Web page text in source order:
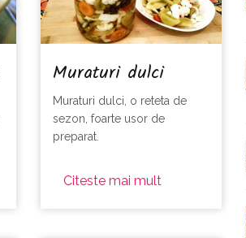
Muraturi dulci
Muraturi dulci, o reteta de
sezon, foarte usor de
preparat.
Citeste mai mult